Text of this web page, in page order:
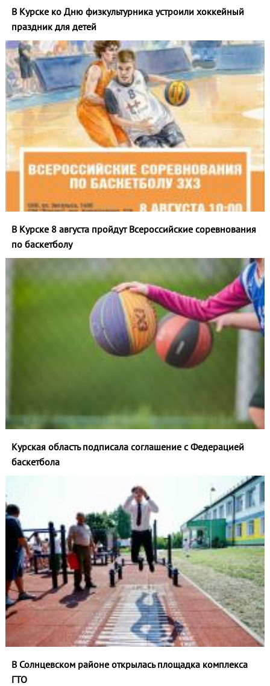
В Курске ко Дню физкультурника устроили хоккейный
праздник для детей
В Курске 8 августа пройдут Всероссийские соревнования
по баскетболу
Курская область подписала соглашение с Федерацией
баскетбола
В Солнцевском районе открылась площадка комплекса
ГТО